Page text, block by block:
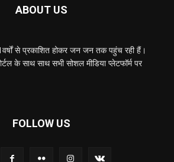
ABOUT US
से प्रकाशित होकर जन जन तक पहुंच रही हैं।
के साथ साथ सभी सोशल मीडिया प्लेटफॉर्म पर
FOLLOW US